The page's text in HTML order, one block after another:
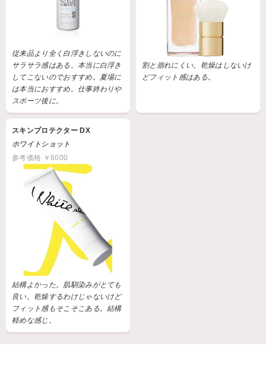
従来品より全く白浮きしないのに
サラサラ感はある。本当に白浮き
してこないのでおすすめ。夏場に
は本当におすすめ。仕事終わりや
スポーツ後に。
割と崩れにくい。乾燥はしないけ
どフィット感はある。
スキンプロテクター DX
ホワイトショット
参考価格 ￥6000
結構よかった。肌馴染みがとても
良い。乾燥するわけじゃないけど
フィット感もそこそこある。結構
軽めな感じ。